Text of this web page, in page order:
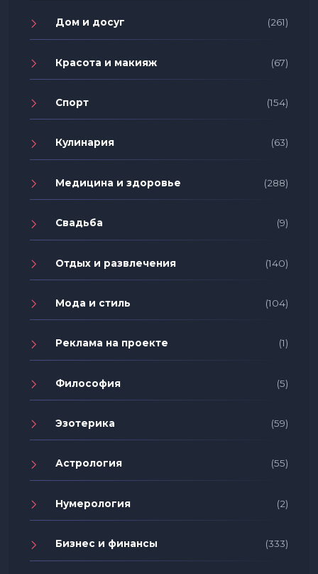
Дом и досуг (261)
Красота и макияж (67)
Спорт (154)
Кулинария (63)
Медицина и здоровье (288)
Свадьба (9)
Отдых и развлечения (140)
Мода и стиль (104)
Реклама на проекте (1)
Философия (5)
Эзотерика (59)
Астрология (55)
Нумерология (2)
Бизнес и финансы (333)